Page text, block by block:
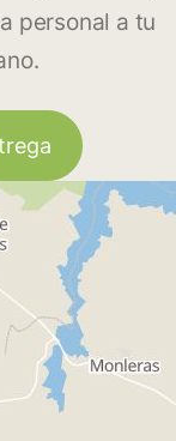
personal a tu